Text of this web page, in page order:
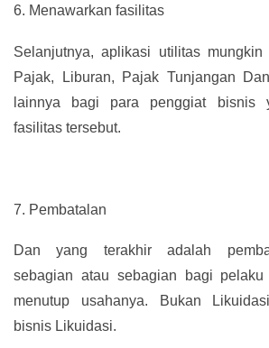
6. Menawarkan fasilitas
Selanjutnya, aplikasi utilitas
Pajak, Liburan, Pajak Tunjangan
lainnya bagi para penggiat bisnis
fasilitas tersebut.
7. Pembatalan
Dan yang terakhir adalah
sebagian atau sebagian bagi
menutup usahanya. Bukan
bisnis Likuidasi.